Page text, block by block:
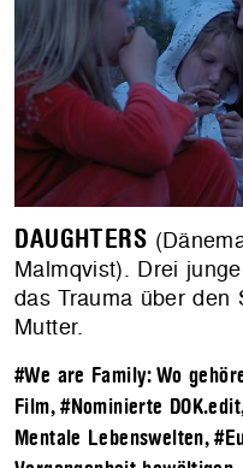
DAUGHTERS
Malmqvist). Drei
das Trauma über den
Mutter.
#We are Family: Wo
Film,#Nominierte DOK.edit
Mentale Lebenswelten,